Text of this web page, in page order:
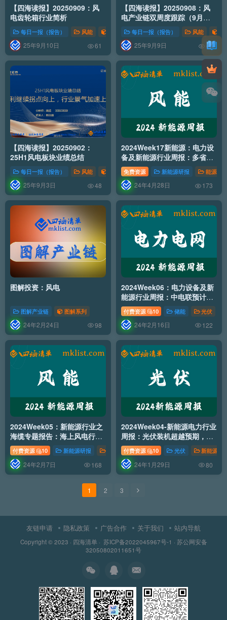
【四海读报】20250909：风
电齿轮箱行业简析
每日一报（报告） 风能 新能源行业
25年9月10日 61
【四海读报】20250908：风
电产业链双周度跟踪（9月第1
每日一报（报告） 风能
25年9月9日 48
【四海读报】20250902：
25H1风电板块业绩总结
每日一报（报告） 风能 新能源行业
25年9月3日 48
2024Week17新能源：电力设
备及新能源行业周报：多省进
行电网设备改造升级，CWEA
发布《2023年中国风电吊装容
量简报》【24页】
免费资源 新能源研报 能源行
24年4月28日 173
图解投资：风电
图解产业链 图解系列
24年2月24日 98
2024Week06：电力设备及新
能源行业周报：中电联预计
2024年全国用电量同比增长
6%左右
付费资源 10 储能 光伏
24年2月16日 122
2024Week05：新能源行业之
海缆专题报告：海上风电行业
景气度上行，海缆龙头受益深
远海发展
付费资源 10 新能源研报 新能源行业 行业分析
24年2月7日 168
2024Week04-新能源电力行业
周报：光伏装机超越预期，海
风发展持续关注
付费资源 10 光伏 新能源研
24年1月29日 80
1 2 3
友链申请 隐私政策 广告合作 关于我们 站内导航
Copyright © 2023 · 四海清单· 苏ICP备2022045967号-1 · 苏公网安备
32050802011651号